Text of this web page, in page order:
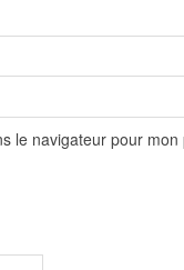
le navigateur pour